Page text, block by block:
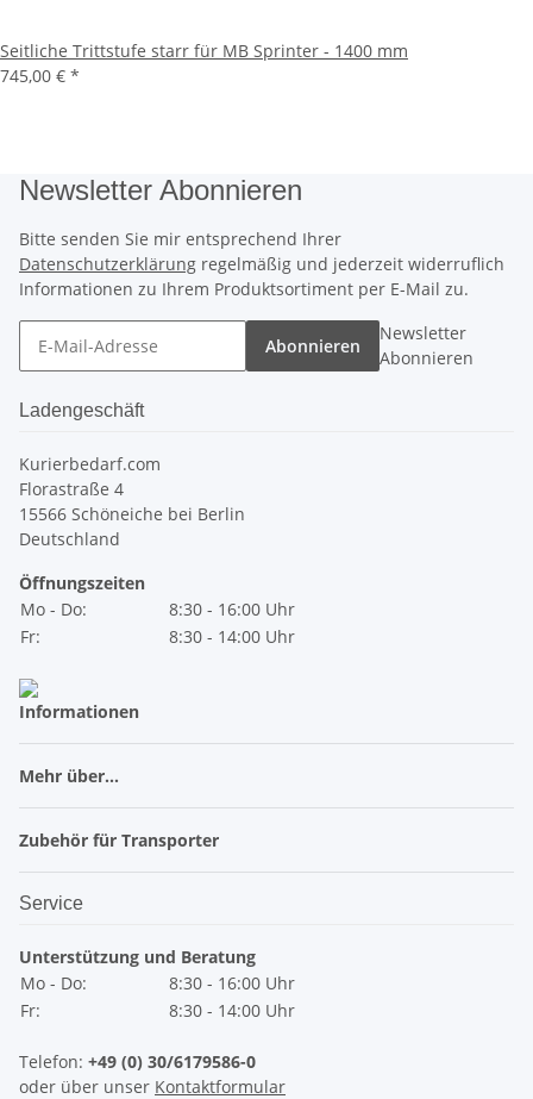
Seitliche Trittstufe starr für MB Sprinter - 1400 mm
745,00 € *
Newsletter Abonnieren
Bitte senden Sie mir entsprechend Ihrer
Datenschutzerklärung regelmäßig und jederzeit widerruflich
Informationen zu Ihrem Produktsortiment per E-Mail zu.
Abonnieren
Newsletter
Abonnieren
Ladengeschäft
Kurierbedarf.com
Florastraße 4
15566 Schöneiche bei Berlin
Deutschland
Öffnungszeiten
Mo - Do:
8:30 - 16:00 Uhr
Fr:
8:30 - 14:00 Uhr
Informationen
Mehr über...
Zubehör für Transporter
Service
Unterstützung und Beratung
Mo - Do:
8:30 - 16:00 Uhr
Fr:
8:30 - 14:00 Uhr
Telefon: +49 (0) 30/6179586-0
oder über unser Kontaktformular